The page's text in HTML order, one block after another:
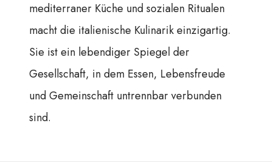
mediterraner Küche und sozialen Ritualen
macht die italienische Kulinarik einzigartig.
Sie ist ein lebendiger Spiegel der
Gesellschaft, in dem Essen, Lebensfreude
und Gemeinschaft untrennbar verbunden
sind.